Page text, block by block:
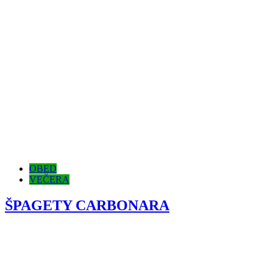
OBED
VEČERA
ŠPAGETY CARBONARA